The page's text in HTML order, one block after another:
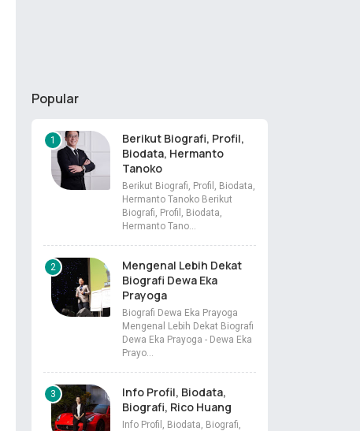
Popular
Berikut Biografi, Profil,
Biodata, Hermanto
Tanoko
Berikut Biografi, Profil, Biodata,
Hermanto Tanoko Berikut
Biografi, Profil, Biodata,
Hermanto Tano…
Mengenal Lebih Dekat
Biografi Dewa Eka
Prayoga
Biografi Dewa Eka Prayoga
Mengenal Lebih Dekat Biografi
Dewa Eka Prayoga - Dewa Eka
Prayo…
Info Profil, Biodata,
Biografi, Rico Huang
Info Profil, Biodata, Biografi,